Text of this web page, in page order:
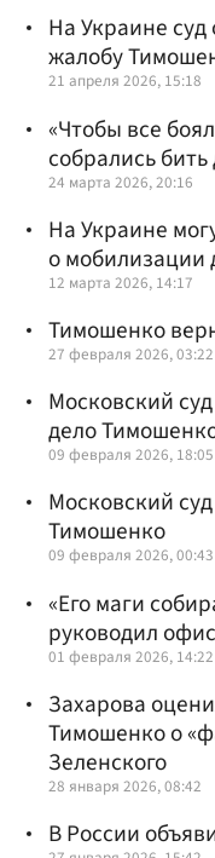
На Украине суд
жалобу
21 апреля 2026, 15:18
«Чтобы все
собрались
24 марта 2026, 20:16
На Украине
о мобилизации
12 марта 2026, 14:17
Тимошенко
27 февраля 2026, 03:22
Московский
дело
09 февраля 2026, 18:05
Московский
Тимошенко
09 февраля 2026, 00:43
«Его маги
руководил
01 февраля 2026, 14:22
Захарова
Тимошенко о
Зеленского
28 января 2026, 08:42
В России